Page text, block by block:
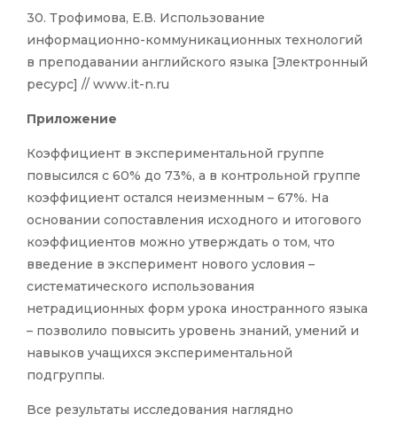
30. Трофимова, Е.В. Использование
информационно-коммуникационных технологий
в преподавании английского языка [Электронный
ресурс] // www.it-n.ru
Приложение
Коэффициент в экспериментальной группе
повысился с 60% до 73%, а в контрольной группе
коэффициент остался неизменным – 67%. На
основании сопоставления исходного и итогового
коэффициентов можно утверждать о том, что
введение в эксперимент нового условия –
систематического использования
нетрадиционных форм урока иностранного языка
– позволило повысить уровень знаний, умений и
навыков учащихся экспериментальной
подгруппы.
Все результаты исследования наглядно